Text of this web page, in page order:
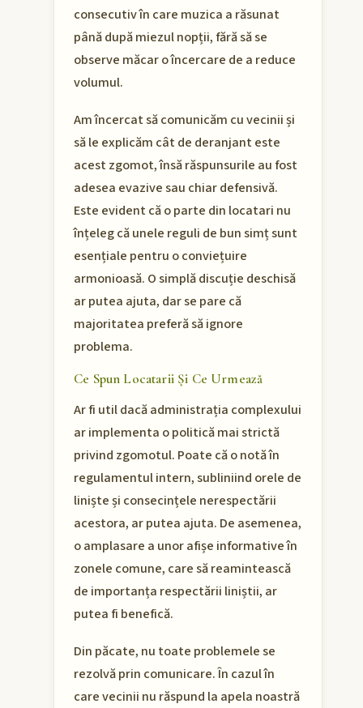
consecutiv în care muzica a răsunat
până după miezul nopții, fără să se
observe măcar o încercare de a reduce
volumul.
Am încercat să comunicăm cu vecinii și
să le explicăm cât de deranjant este
acest zgomot, însă răspunsurile au fost
adesea evazive sau chiar defensivă.
Este evident că o parte din locatari nu
înțeleg că unele reguli de bun simț sunt
esențiale pentru o conviețuire
armonioasă. O simplă discuție deschisă
ar putea ajuta, dar se pare că
majoritatea preferă să ignore
problema.
Ce Spun Locatarii Și Ce Urmează
Ar fi util dacă administrația complexului
ar implementa o politică mai strictă
privind zgomotul. Poate că o notă în
regulamentul intern, subliniind orele de
liniște și consecințele nerespectării
acestora, ar putea ajuta. De asemenea,
o amplasare a unor afișe informative în
zonele comune, care să reamintească
de importanța respectării liniștii, ar
putea fi benefică.
Din păcate, nu toate problemele se
rezolvă prin comunicare. În cazul în
care vecinii nu răspund la apela noastră